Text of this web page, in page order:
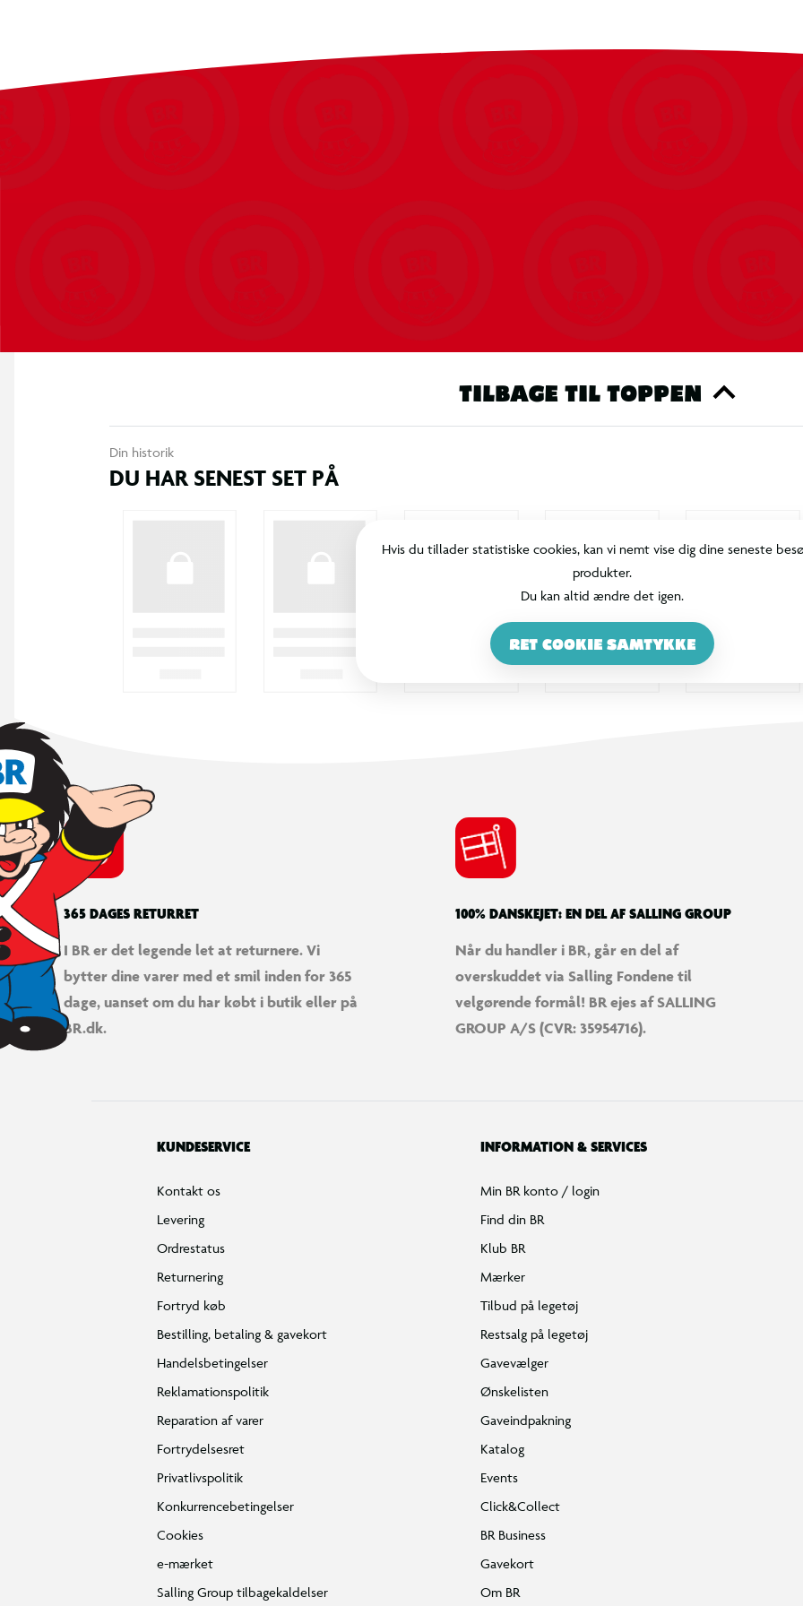
TILBAGE TIL TOPPEN
Din historik
DU HAR SENEST SET PÅ
Hvis du tillader statistiske cookies, kan vi nemt vise dig dine seneste
produkter.
Du kan altid ændre det igen.
RET COOKIE SAMTYKKE
365 DAGES RETURRET
I BR er det legende let at returnere. Vi
bytter dine varer med et smil inden for 365
dage, uanset om du har købt i butik eller på
BR.dk.
100% DANSKEJET: EN DEL AF SALLING GROUP
Når du handler i BR, går en del af
overskuddet via Salling Fondene til
velgørende formål! BR ejes af SALLING
GROUP A/S (CVR: 35954716).
KUNDESERVICE
Kontakt os
Levering
Ordrestatus
Returnering
Fortryd køb
Bestilling, betaling & gavekort
Handelsbetingelser
Reklamationspolitik
Reparation af varer
Fortrydelsesret
Privatlivspolitik
Konkurrencebetingelser
Cookies
e-mærket
Salling Group tilbagekaldelser
INFORMATION & SERVICES
Min BR konto / login
Find din BR
Klub BR
Mærker
Tilbud på legetøj
Restsalg på legetøj
Gavevælger
Ønskelisten
Gaveindpakning
Katalog
Events
Click&Collect
BR Business
Gavekort
Om BR